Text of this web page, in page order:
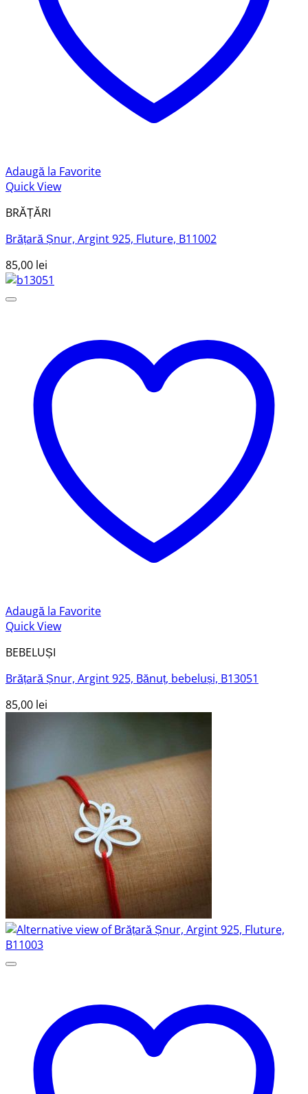
Adaugă la Favorite
Quick View
BRĂȚĂRI
Brățară Șnur, Argint 925, Fluture, B11002
85,00 lei
Adaugă la Favorite
Quick View
BEBELUȘI
Brățară Șnur, Argint 925, Bănuț, bebeluși, B13051
85,00 lei